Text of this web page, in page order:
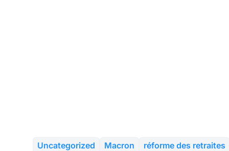
Uncategorized Macron réforme des retraites